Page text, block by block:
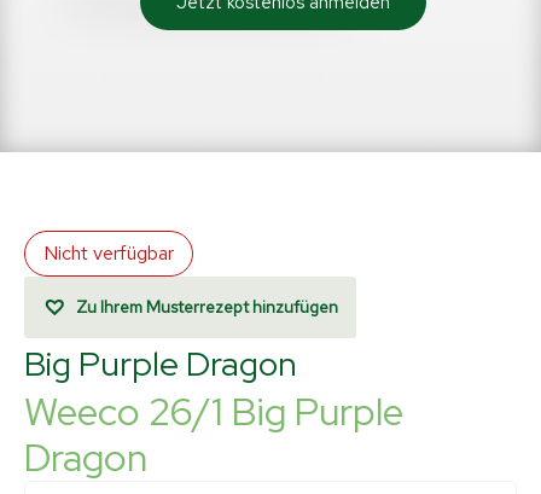
Nicht verfügbar
Zu Ihrem Musterrezept hinzufügen
Big Purple Dragon
Weeco 26/1 Big Purple
Dragon